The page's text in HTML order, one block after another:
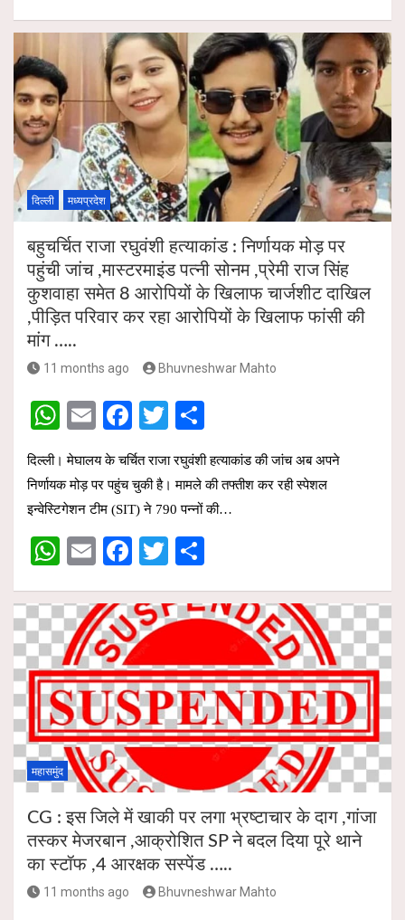
p
k
at
s
A
p
p
ail ce
b
o
o
k
tt
er
ar
e
दिल्ली मध्यप्रदेश
बहुचर्चित राजा रघुवंशी हत्याकांड : निर्णायक मोड़ पर
पहुंची जांच ,मास्टरमाइंड पत्नी सोनम ,प्रेमी राज सिंह
कुशवाहा समेत 8 आरोपियों के खिलाफ चार्जशीट दाखिल
,पीड़ित परिवार कर रहा आरोपियों के खिलाफ फांसी की
मांग …..
11 months ago Bhuvneshwar Mahto
W
h
at
s
A
p
p
E
m
ail
F
a
ce
b
o
o
k
T
wi
tt
er
ar
e
दिल्ली। मेघालय के चर्चित राजा रघुवंशी हत्याकांड की जांच अब अपने
निर्णायक मोड़ पर पहुंच चुकी है। मामले की तफ्तीश कर रही स्पेशल
इन्वेस्टिगेशन टीम (SIT) ने 790 पन्नों की…
W
at
s
A
p
p
E
ail
F
ce
b
o
o
k
T
tt ar
महासमुंद
CG : इस जिले में खाकी पर लगा भ्रष्टाचार के दाग ,गांजा
तस्कर मेजरबान ,आक्रोशित SP ने बदल दिया पूरे थाने
का स्टॉफ ,4 आरक्षक सस्पेंड …..
11 months ago Bhuvneshwar Mahto